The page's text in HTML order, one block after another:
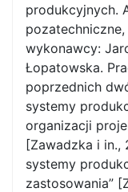
produkcyjnych.
wykonawcy:
Łopatowska.
poprzednich
systemy
organizacji
[Zawadzka i in.,
systemy
zastosowania”